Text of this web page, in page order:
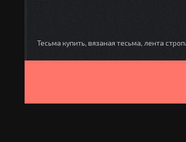
Тесьма купить, вязаная тесьма, лента